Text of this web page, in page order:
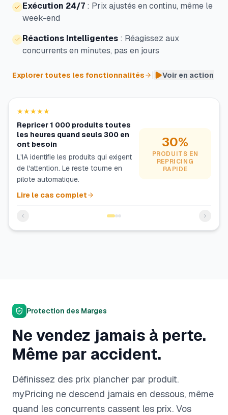
Exécution 24/7 : Prix ajustés en continu, même le
week-end
Réactions Intelligentes : Réagissez aux
concurrents en minutes, pas en jours
Explorer toutes les fonctionnalités Voir en action
★★★★★
Repricer 1 000 produits toutes
les heures quand seuls 300 en
ont besoin
L'IA identifie les produits qui exigent
de l'attention. Le reste tourne en
pilote automatique.
Lire le cas complet
30%
PRODUITS EN
REPRICING
RAPIDE
Protection des Marges
Ne vendez jamais à perte.
Même par accident.
Définissez des prix plancher par produit.
myPricing ne descend jamais en dessous, même
quand les concurrents cassent les prix. Vos